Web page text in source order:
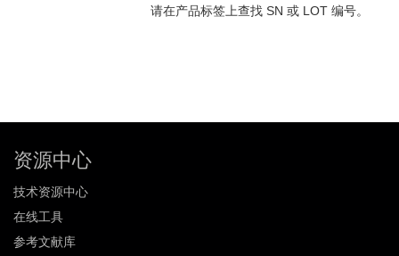
请在产品标签上查找 SN 或 LOT 编号。
资源中心
技术资源中心
在线工具
参考文献库